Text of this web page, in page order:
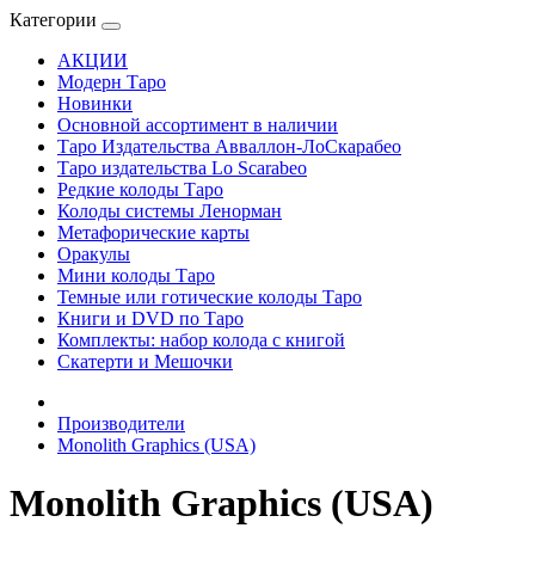
Категории
АКЦИИ
Модерн Таро
Новинки
Основной ассортимент в наличии
Таро Издательства Авваллон-ЛоСкарабео
Таро издательства Lo Scarabeo
Редкие колоды Таро
Колоды системы Ленорман
Метафорические карты
Оракулы
Мини колоды Таро
Темные или готические колоды Таро
Книги и DVD по Таро
Комплекты: набор колода с книгой
Скатерти и Мешочки
Производители
Monolith Graphics (USA)
Monolith Graphics (USA)